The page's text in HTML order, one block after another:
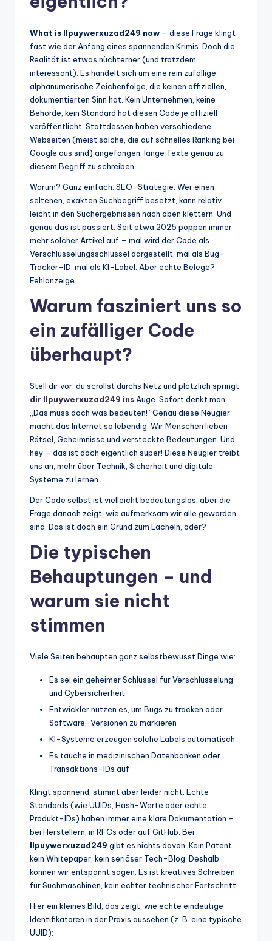
What is llpuywerxuzad249 now – diese Frage klingt
fast wie der Anfang eines spannenden Krimis. Doch die
Realität ist etwas nüchterner (und trotzdem
interessant): Es handelt sich um eine rein zufällige
alphanumerische Zeichenfolge, die keinen offiziellen,
dokumentierten Sinn hat. Kein Unternehmen, keine
Behörde, kein Standard hat diesen Code je offiziell
veröffentlicht. Stattdessen haben verschiedene
Webseiten (meist solche, die auf schnelles Ranking bei
Google aus sind) angefangen, lange Texte genau zu
diesem Begriff zu schreiben.
Warum? Ganz einfach: SEO-Strategie. Wer einen
seltenen, exakten Suchbegriff besetzt, kann relativ
leicht in den Suchergebnissen nach oben klettern. Und
genau das ist passiert. Seit etwa 2025 poppen immer
mehr solcher Artikel auf – mal wird der Code als
Verschlüsselungsschlüssel dargestellt, mal als Bug-
Tracker-ID, mal als KI-Label. Aber echte Belege?
Fehlanzeige.
Warum fasziniert uns so
ein zufälliger Code
überhaupt?
Stell dir vor, du scrollst durchs Netz und plötzlich springt
dir llpuywerxuzad249 ins Auge. Sofort denkt man:
„Das muss doch was bedeuten!“ Genau diese Neugier
macht das Internet so lebendig. Wir Menschen lieben
Rätsel, Geheimnisse und versteckte Bedeutungen. Und
hey – das ist doch eigentlich super! Diese Neugier treibt
uns an, mehr über Technik, Sicherheit und digitale
Systeme zu lernen.
Der Code selbst ist vielleicht bedeutungslos, aber die
Frage danach zeigt, wie aufmerksam wir alle geworden
sind. Das ist doch ein Grund zum Lächeln, oder?
Die typischen
Behauptungen – und
warum sie nicht
stimmen
Viele Seiten behaupten ganz selbstbewusst Dinge wie:
Es sei ein geheimer Schlüssel für Verschlüsselung
und Cybersicherheit
Entwickler nutzen es, um Bugs zu tracken oder
Software-Versionen zu markieren
KI-Systeme erzeugen solche Labels automatisch
Es tauche in medizinischen Datenbanken oder
Transaktions-IDs auf
Klingt spannend, stimmt aber leider nicht. Echte
Standards (wie UUIDs, Hash-Werte oder echte
Produkt-IDs) haben immer eine klare Dokumentation –
bei Herstellern, in RFCs oder auf GitHub. Bei
llpuywerxuzad249 gibt es nichts davon. Kein Patent,
kein Whitepaper, kein seriöser Tech-Blog. Deshalb
können wir entspannt sagen: Es ist kreatives Schreiben
für Suchmaschinen, kein echter technischer Fortschritt.
Hier ein kleines Bild, das zeigt, wie echte eindeutige
Identifikatoren in der Praxis aussehen (z. B. eine typische
UUID):